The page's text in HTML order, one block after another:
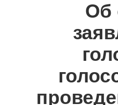
Об